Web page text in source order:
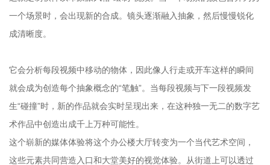
一个场景时，会出现新的合成。镜头逐渐融入抽象，然后慢慢锐化
成清晰度。
它会分析每段视频中移动的物体，因此像人行走或开车这样的瞬间
就会成为创造每个抽象概念的“笔触”。当每段视频与下一段视频发
生“碰撞”时，新的作品就会实时呈现出来，在这种独一无二的数字艺
术作品中创造出成千上万种可能性。
这个崭新的媒体体验将这个办公楼大厅转变为一个当代艺术空间，
这些元素共同营造入口和大堂美好的视觉体验。从街道上可以透过